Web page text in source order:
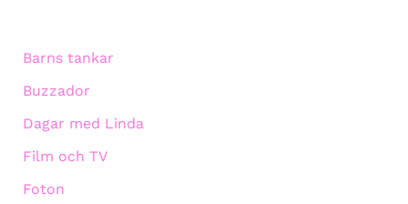
Barns tankar
Buzzador
Dagar med Linda
Film och TV
Foton